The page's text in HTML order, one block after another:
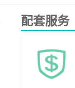
配套服务